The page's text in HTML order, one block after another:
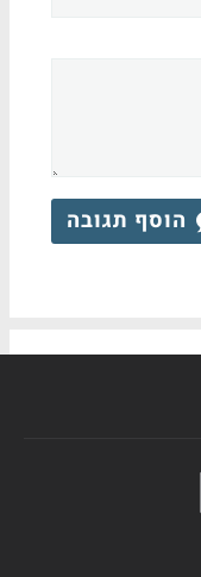
הוסף תגובה